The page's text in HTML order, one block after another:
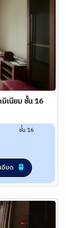
เนียม ชั้น 16
ชั้น 16
อียด